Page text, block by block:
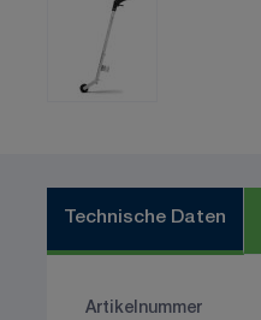
Technische Daten
Artikelnummer